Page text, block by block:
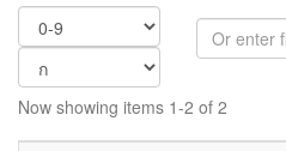
Now showing items 1-2 of 2